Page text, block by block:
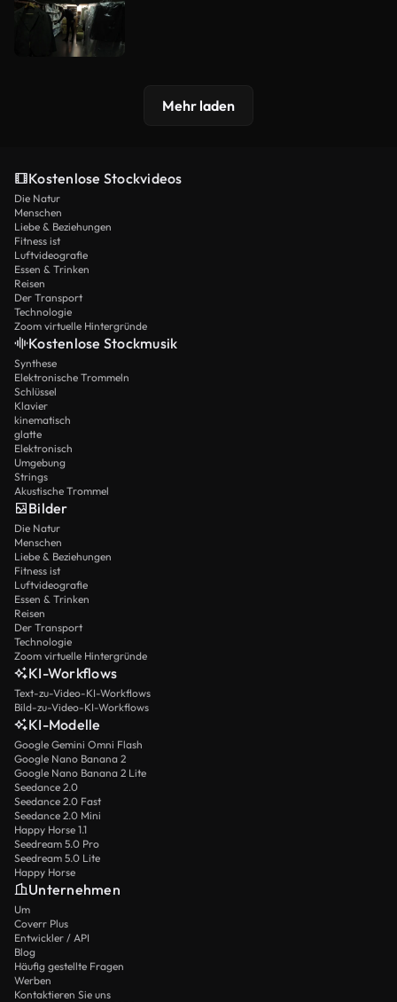
Mehr laden
Kostenlose Stockvideos
Die Natur
Menschen
Liebe & Beziehungen
Fitness ist
Luftvideografie
Essen & Trinken
Reisen
Der Transport
Technologie
Zoom virtuelle Hintergründe
Kostenlose Stockmusik
Synthese
Elektronische Trommeln
Schlüssel
Klavier
kinematisch
glatte
Elektronisch
Umgebung
Strings
Akustische Trommel
Bilder
Die Natur
Menschen
Liebe & Beziehungen
Fitness ist
Luftvideografie
Essen & Trinken
Reisen
Der Transport
Technologie
Zoom virtuelle Hintergründe
KI-Workflows
Text-zu-Video-KI-Workflows
Bild-zu-Video-KI-Workflows
KI-Modelle
Google Gemini Omni Flash
Google Nano Banana 2
Google Nano Banana 2 Lite
Seedance 2.0
Seedance 2.0 Fast
Seedance 2.0 Mini
Happy Horse 1.1
Seedream 5.0 Pro
Seedream 5.0 Lite
Happy Horse
Unternehmen
Um
Coverr Plus
Entwickler / API
Blog
Häufig gestellte Fragen
Werben
Kontaktieren Sie uns